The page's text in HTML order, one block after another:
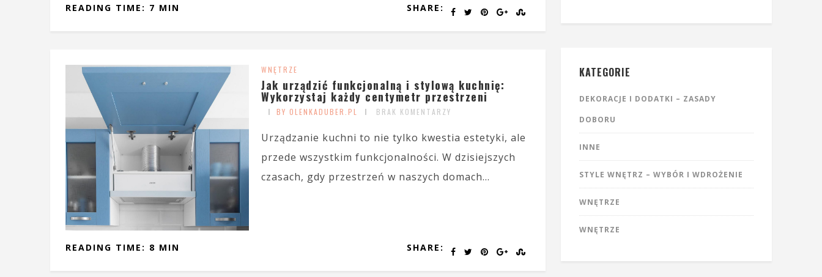
SHARE:
READING TIME: 7 MIN
WNĘTRZE
Jak urządzić funkcjonalną i stylową kuchnię:
Wykorzystaj każdy centymetr przestrzeni
BY OLENKADUBER.PL BRAK KOMENTARZY
Urządzanie kuchni to nie tylko kwestia estetyki, ale
przede wszystkim funkcjonalności. W dzisiejszych
czasach, gdy przestrzeń w naszych domach...
SHARE:
READING TIME: 8 MIN
KATEGORIE
DEKORACJE I DODATKI – ZASADY
DOBORU
INNE
STYLE WNĘTRZ – WYBÓR I WDROŻENIE
WNĘTRZE
WNĘTRZE